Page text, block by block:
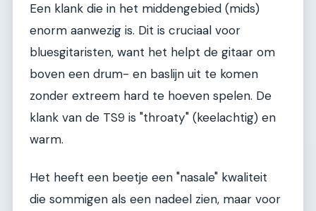
Een klank die in het middengebied (mids)
enorm aanwezig is. Dit is cruciaal voor
bluesgitaristen, want het helpt de gitaar om
boven een drum- en baslijn uit te komen
zonder extreem hard te hoeven spelen. De
klank van de TS9 is "throaty" (keelachtig) en
warm.
Het heeft een beetje een "nasale" kwaliteit
die sommigen als een nadeel zien, maar voor